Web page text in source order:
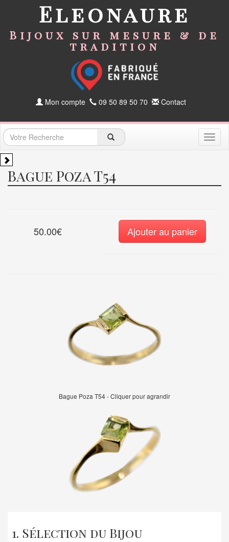
Eleonaure
Bijoux sur mesure & de
tradition
Mon compte 09 50 89 50 70 Contact
Bague Poza T54
50.00€ Ajouter au panier
Bague Poza T54 - Cliquer pour agrandir
1. Sélection du Bijou